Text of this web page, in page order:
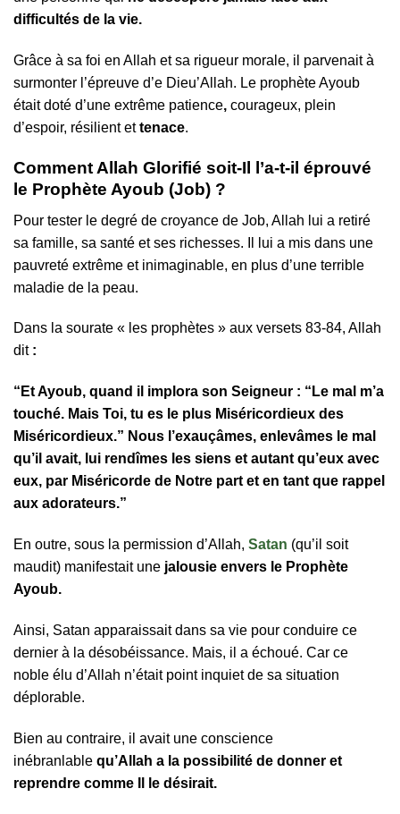
difficultés de la vie.
Grâce à sa foi en Allah et sa rigueur morale, il parvenait à
surmonter l’épreuve d’e Dieu’Allah. Le prophète Ayoub
était doté d’une extrême patience, courageux, plein
d’espoir, résilient ettenace.
Comment Allah Glorifié soit-Il l’a-t-il éprouvé
le Prophète Ayoub (Job) ?
Pour tester le degré de croyance de Job, Allah lui a retiré
sa famille, sa santé et ses richesses. Il lui a mis dans une
pauvreté extrême et inimaginable, en plus d’une terrible
maladie de la peau.
Dans la sourate « les prophètes » aux versets 83-84, Allah
dit :
“Et Ayoub, quand il implora son Seigneur : “Le mal m’a
touché. Mais Toi, tu es le plus Miséricordieux des
Miséricordieux.” Nous l’exauçâmes, enlevâmes le mal
qu’il avait, lui rendîmes les siens et autant qu’eux avec
eux, par Miséricorde de Notre part et en tant que rappel
aux adorateurs.”
En outre, sous la permission d’Allah, Satan (qu’il soit
maudit) manifestait une jalousie envers le Prophète
Ayoub.
Ainsi, Satan apparaissait dans sa vie pour conduire ce
dernier à la désobéissance. Mais, il a échoué. Car ce
noble élu d’Allah n’était point inquiet de sa situation
déplorable.
Bien au contraire, il avait une conscience
inébranlable qu’Allah a la possibilité de donner et
reprendre comme Il le désirait.